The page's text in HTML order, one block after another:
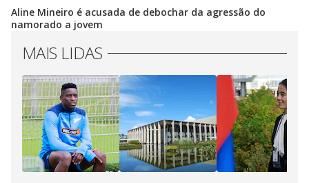
Aline Mineiro é acusada de debochar da agressão do
namorado a jovem
MAIS LIDAS